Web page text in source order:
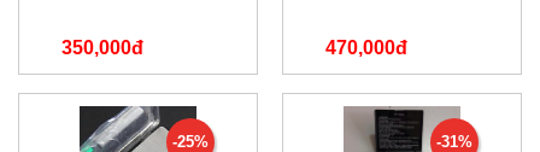
350,000đ
490,000đ
470,000đ
550,000đ
-25% -31%